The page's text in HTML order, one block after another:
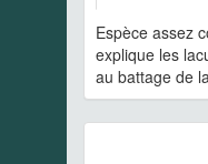
Espèce assez
explique les
au battage de